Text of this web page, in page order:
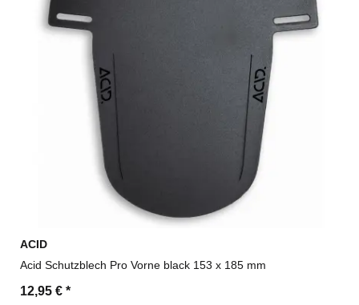
ACID
Acid Schutzblech Pro Vorne black 153 x 185 mm
12,95 € *